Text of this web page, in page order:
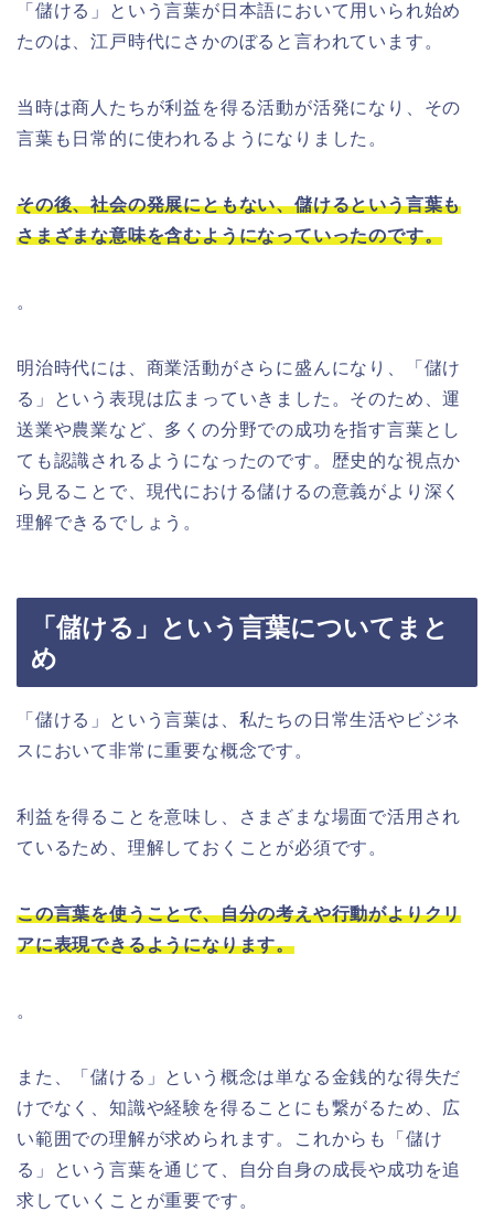
「儲ける」という言葉が日本語において用いられ始め
たのは、江戸時代にさかのぼると言われています。
当時は商人たちが利益を得る活動が活発になり、その
言葉も日常的に使われるようになりました。
その後、社会の発展にともない、儲けるという言葉も
さまざまな意味を含むようになっていったのです。
。
明治時代には、商業活動がさらに盛んになり、「儲け
る」という表現は広まっていきました。そのため、運
送業や農業など、多くの分野での成功を指す言葉とし
ても認識されるようになったのです。歴史的な視点か
ら見ることで、現代における儲けるの意義がより深く
理解できるでしょう。
「儲ける」という言葉についてまと
め
「儲ける」という言葉は、私たちの日常生活やビジネ
スにおいて非常に重要な概念です。
利益を得ることを意味し、さまざまな場面で活用され
ているため、理解しておくことが必須です。
この言葉を使うことで、自分の考えや行動がよりクリ
アに表現できるようになります。
。
また、「儲ける」という概念は単なる金銭的な得失だ
けでなく、知識や経験を得ることにも繋がるため、広
い範囲での理解が求められます。これからも「儲け
る」という言葉を通じて、自分自身の成長や成功を追
求していくことが重要です。